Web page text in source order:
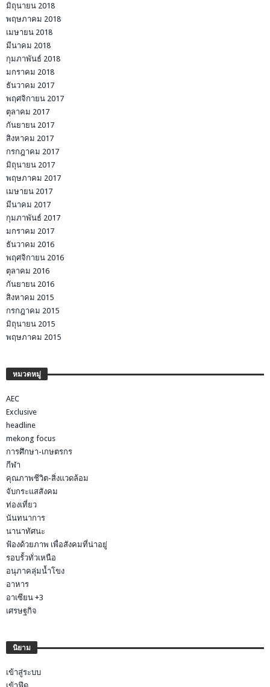
มิถุนายน 2018
พฤษภาคม 2018
เมษายน 2018
มีนาคม 2018
กุมภาพันธ์ 2018
มกราคม 2018
ธันวาคม 2017
พฤศจิกายน 2017
ตุลาคม 2017
กันยายน 2017
สิงหาคม 2017
กรกฎาคม 2017
มิถุนายน 2017
พฤษภาคม 2017
เมษายน 2017
มีนาคม 2017
กุมภาพันธ์ 2017
มกราคม 2017
ธันวาคม 2016
พฤศจิกายน 2016
ตุลาคม 2016
กันยายน 2016
สิงหาคม 2015
กรกฎาคม 2015
มิถุนายน 2015
พฤษภาคม 2015
หมวดหมู่
AEC
Exclusive
headline
mekong focus
การศึกษา-เกษตรกร
กีฬา
คุณภาพชีวิต-สิ่งแวดล้อม
จับกระแสสังคม
ท่องเที่ยว
นันทนาการ
นานาทัศนะ
ฟ้องด้วยภาพ เพื่อสังคมที่น่าอยู่
รอบรั้วทั่วเหนือ
อนุภาคลุ่มน้ำโขง
อาหาร
อาเซียน +3
เศรษฐกิจ
นิยาม
เข้าสู่ระบบ